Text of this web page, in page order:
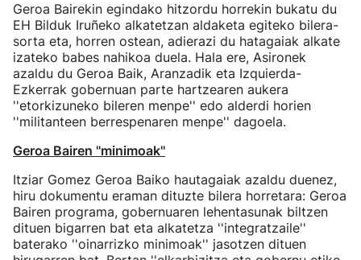
Geroa Bairekin egindako hitzordu horrekin bukatu du
EH Bilduk Iruñeko alkatetzan aldaketa egiteko bilera-
sorta eta, horren ostean, adierazi du hatagaiak alkate
izateko babes nahikoa duela. Hala ere, Asironek
azaldu du Geroa Baik, Aranzadik eta Izquierda-
Ezkerrak gobernuan parte hartzearen aukera
''etorkizuneko bileren menpe'' edo alderdi horien
''militanteen berrespenaren menpe'' dagoela.
Geroa Bairen ''minimoak''
Itziar Gomez Geroa Baiko hautagaiak azaldu duenez,
hiru dokumentu eraman dituzte bilera horretara: Geroa
Bairen programa, gobernuaren lehentasunak biltzen
dituen bigarren bat eta alkatetza ''integratzaile''
baterako ''oinarrizko minimoak'' jasotzen dituen